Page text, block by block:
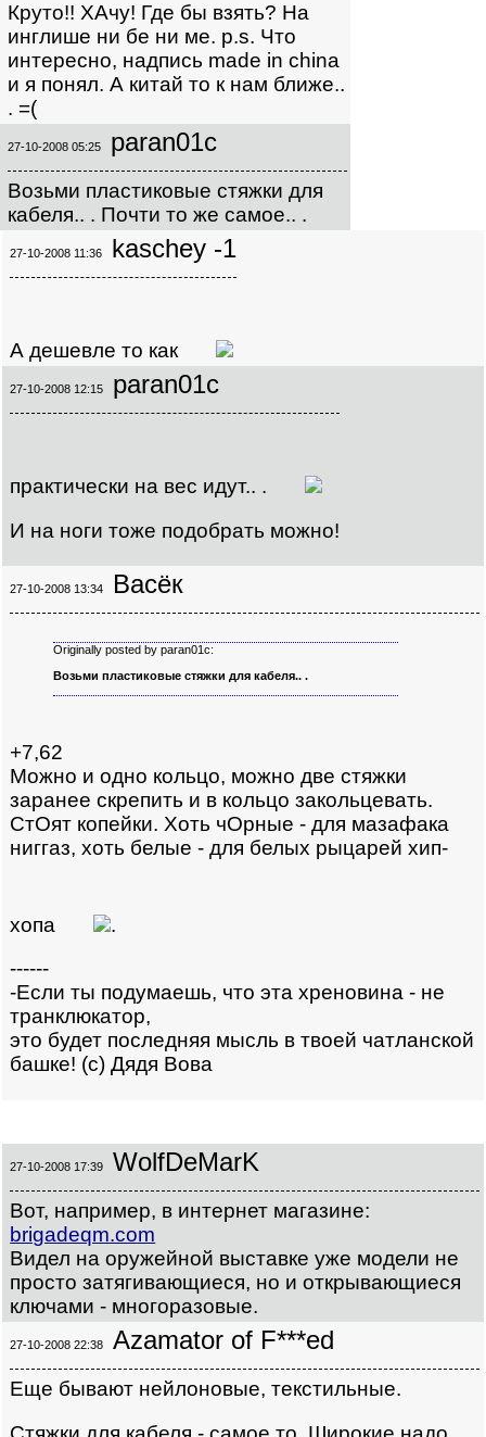
Круто!! ХАчу! Где бы взять? На
инглише ни бе ни ме. p.s. Что
интересно, надпись made in china
и я понял. А китай то к нам ближе..
. =(
27-10-2008 05:25 paran01c
Возьми пластиковые стяжки для
кабеля.. . Почти то же самое.. .
27-10-2008 11:36 kaschey -1
А дешевле то как
27-10-2008 12:15 paran01c
практически на вес идут.. .
И на ноги тоже подобрать можно!
27-10-2008 13:34 Васёк
Originally posted by paran01c:
Возьми пластиковые стяжки для кабеля.. .
+7,62
Можно и одно кольцо, можно две стяжки
заранее скрепить и в кольцо закольцевать.
СтОят копейки. Хоть чОрные - для мазафака
ниггаз, хоть белые - для белых рыцарей хип-
хопа
.
------
-Если ты подумаешь, что эта хреновина - не
транклюкатор,
это будет последняя мысль в твоей чатланской
башке! (с) Дядя Вова
27-10-2008 17:39 WolfDeMarK
Вот, например, в интернет магазине:
brigadeqm.com
Видел на оружейной выставке уже модели не
просто затягивающиеся, но и открывающиеся
ключами - многоразовые.
27-10-2008 22:38 Azamator of F***ed
Еще бывают нейлоновые, текстильные.